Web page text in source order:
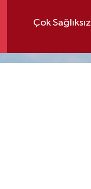
Çok Sağlıksız